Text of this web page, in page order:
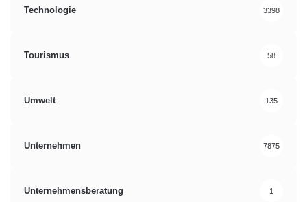
Technologie 3398
Tourismus 58
Umwelt 135
Unternehmen 7875
Unternehmensberatung 1